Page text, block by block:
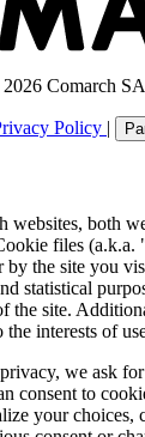
Comarch
Policy |
websites, both
files
by the site you
statistical
the site.
interests of
we ask
consent to
your choices,